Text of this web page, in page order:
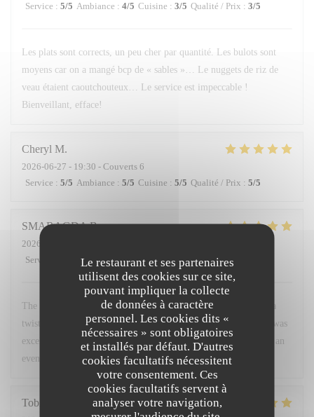
Le restaurant et ses partenaires
utilisent des cookies sur ce site,
pouvant impliquer la collecte
de données à caractère
personnel. Les cookies dits «
nécessaires » sont obligatoires
et installés par défaut. D'autres
cookies facultatifs nécessitent
votre consentement. Ces
cookies facultatifs servent à
analyser votre navigation,
Service : 5/5 Ambiance : 4/5 Cuisine : 3/5 Qualité / Prix : 3/5
Les plats sont corrects, un peu cher par quantité. Les bulots sont
moyens car on a mangé bcp de « sables »… Le nuggets de riz de
veau étaient caoutchouteux… Le service est impeccable !
Bienveillant, efface!
Cheryl M
2026-06-27 - 19:30 - Couverts 6
Service : 5/5 Ambiance : 5/5 Cuisine : 5/5 Qualité / Prix : 5/5
SMARAGDA B
2026-06-20
Service
Ambiance: 5/5 Cuisine: 5/5 Qualité / Prix
The food was a very good combination of French cuisine with a
twist. The environment was very friendly and warm. The staff was
excellent. I would recommend it to anyone who wants to spend an
evening like a local.
Tobias